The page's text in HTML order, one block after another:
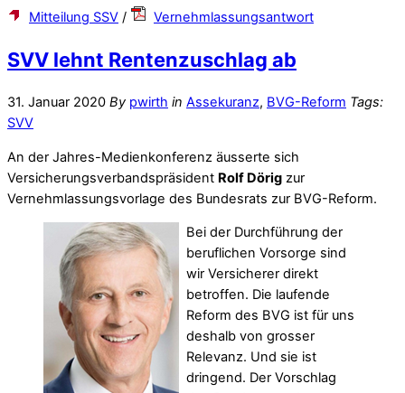
Mitteilung SSV / Vernehmlassungsantwort
SVV lehnt Rentenzuschlag ab
31. Januar 2020 By pwirth in Assekuranz, BVG-Reform Tags:
SVV
An der Jahres-Medienkonferenz äusserte sich
Versicherungsverbandspräsident Rolf Dörig zur
Vernehmlassungsvorlage des Bundesrats zur BVG-Reform.
Bei der Durchführung der
beruflichen Vorsorge sind
wir Versicherer direkt
betroffen. Die laufende
Reform des BVG ist für uns
deshalb von grosser
Relevanz. Und sie ist
dringend. Der Vorschlag